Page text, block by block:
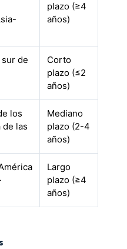
plazo (≥4
años)
de
Corto
plazo (≤2
años)
los
de las
Mediano
plazo (2-4
años)
Largo
plazo (≥4
años)